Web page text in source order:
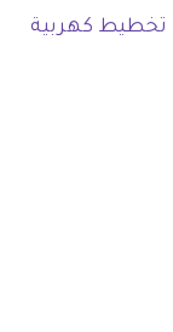
تخطيط كهربية